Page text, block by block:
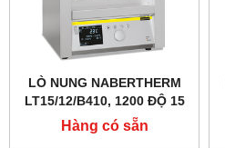
LÒ NUNG NABERTHERM
LT15/12/B410, 1200 ĐỘ 15
LÍT
Hàng có sẵn